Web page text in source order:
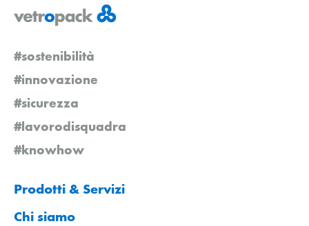
#sostenibilità
#innovazione
#sicurezza
#lavorodisquadra
#knowhow
Prodotti & Servizi
Chi siamo